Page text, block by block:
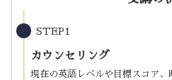
STEP1
カウンセリング
現在の英語レベルや目標スコア、